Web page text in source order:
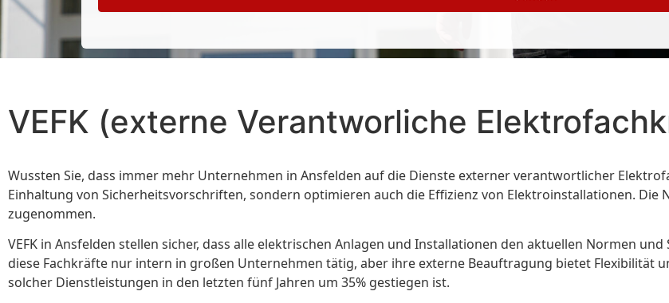
VEFK (externe Verantworliche
Wussten Sie, dass immer mehr Unternehmen in Ansfelden auf die Dienste externer verantwortlicher
Einhaltung von Sicherheitsvorschriften, sondern optimieren auch die Effizienz von Elektroinstallationen. Die
zugenommen.
VEFK in Ansfelden stellen sicher, dass alle elektrischen Anlagen und Installationen den aktuellen Normen
diese Fachkräfte nur intern in großen Unternehmen tätig, aber ihre externe Beauftragung bietet Flexibilität
solcher Dienstleistungen in den letzten fünf Jahren um 35% gestiegen ist.